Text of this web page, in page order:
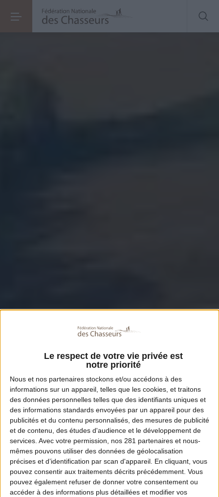
Le respect de votre vie privée est
notre priorité
Nous et nos partenaires stockons et/ou accédons à des
informations sur un appareil, telles que les cookies, et traitons
des données personnelles telles que des identifiants uniques et
des informations standards envoyées par un appareil pour des
publicités et du contenu personnalisés, des mesures de publicité
et de contenu, des études d'audience et le développement de
services. Avec votre permission, nos 281 partenaires et nous-
mêmes pouvons utiliser des données de géolocalisation
précises et d’identification par scan d'appareil. En cliquant, vous
pouvez consentir aux traitements décrits précédemment. Vous
pouvez également refuser de donner votre consentement ou
accéder à des informations plus détaillées et modifier vos